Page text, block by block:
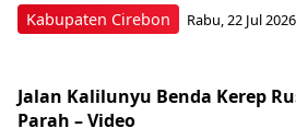
Kabupaten Cirebon Rabu, 22 Jul
Jalan Kalilunyu Benda Kerep
Parah – Video